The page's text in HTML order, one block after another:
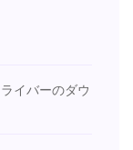
イバーのダウ